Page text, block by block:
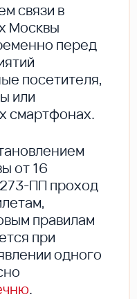
связи в
Москвы
перед
посетителя,
или
смартфонах.
от 16
ПП проход
правилам
при
одного
.